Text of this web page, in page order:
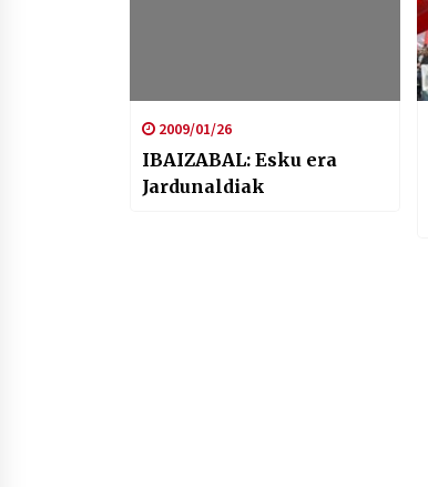
2009/01/26
IBAIZABAL: Esku era
Jardunaldiak